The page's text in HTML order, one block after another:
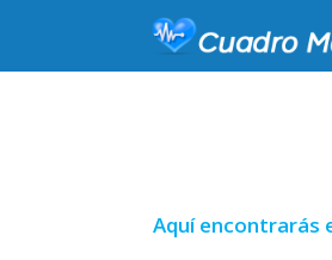
Aquí encontrarás